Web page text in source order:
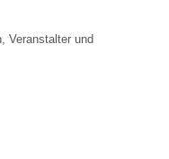
Veranstalter und